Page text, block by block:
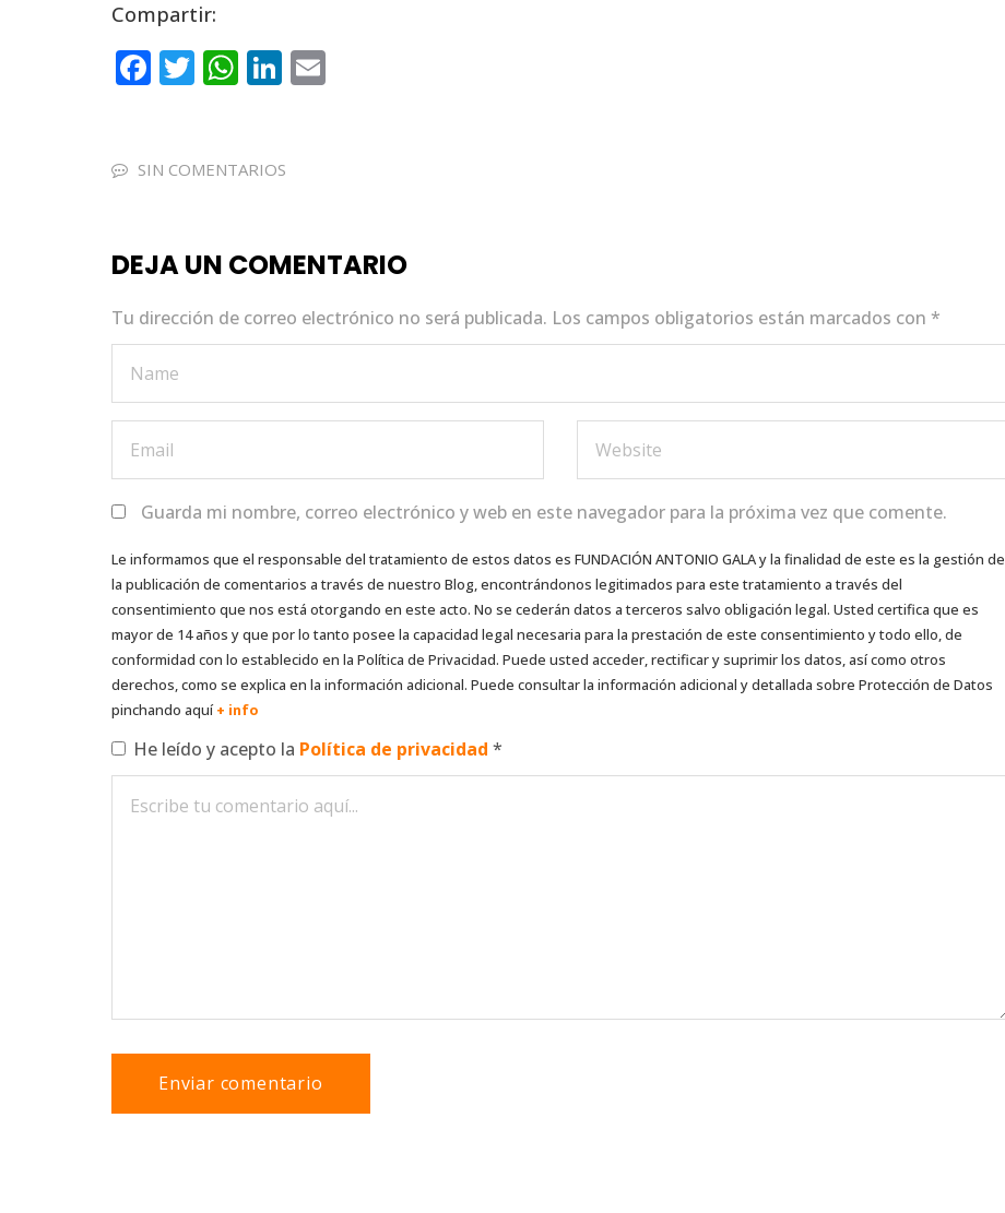
Compartir:
F
e
o
k
T
te
W
ts
p
Li
e
SIN COMENTARIOS
DEJA UN COMENTARIO
Tu dirección de correo electrónico no será publicada. Los campos obligatorios están marcados con *
Guarda mi nombre, correo electrónico y web en este navegador para la próxima vez que comente.
Le informamos que el responsable del tratamiento de estos datos es FUNDACIÓN ANTONIO GALA y la finalidad de este es la gestión de
la publicación de comentarios a través de nuestro Blog, encontrándonos legitimados para este tratamiento a través del
consentimiento que nos está otorgando en este acto. No se cederán datos a terceros salvo obligación legal. Usted certifica que es
mayor de 14 años y que por lo tanto posee la capacidad legal necesaria para la prestación de este consentimiento y todo ello, de
conformidad con lo establecido en la Política de Privacidad. Puede usted acceder, rectificar y suprimir los datos, así como otros
derechos, como se explica en la información adicional. Puede consultar la información adicional y detallada sobre Protección de Datos
pinchando aquí+ info
He leído y acepto la Política de privacidad *